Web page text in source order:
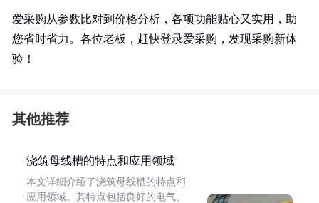
爱采购从参数比对到价格分析，各项功能贴心又实用，助
您省时省力。各位老板，赶快登录爱采购，发现采购新体
验！
其他推荐
浇筑母线槽的特点和应用领域
本文详细介绍了浇筑母线槽的特点和
应用领域。其特点包括良好的电气、